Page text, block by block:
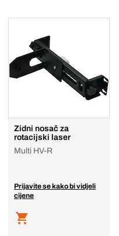
Zidni nosač za
rotacijski laser
Multi HV-R
Prijavite se kako bi vidjeli
cijene